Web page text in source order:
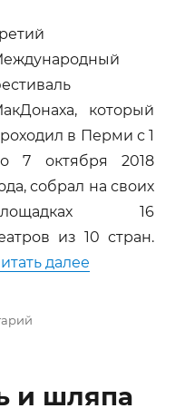
который
в Перми с 1
7 октября 2018
собрал на своих
16
из 10 стран.
далее
страшная
и шляпа